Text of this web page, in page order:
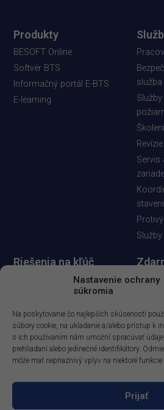
Nastavenie ochrany
súkromia
Na poskytovanie čo najlepších skúseností
súbory cookie, na ukladanie a/alebo prístup k
s ich používaním nám umožní spracúvať
prehliadaní alebo jedinečné identifikátory.
môže mať nepriaznivý vplyv na niektoré
Prijať
Produkty
BESOFT Online
Softvér BTS
Informačný portál E-BTS
E-learning
služba
Servis
Riešenia na kľúč
Posudzovanie rizík
Bezpečnostnotechnická
služba
Vypracovanie dokumentácie
Výkon auditov
Odborné poradenstvo